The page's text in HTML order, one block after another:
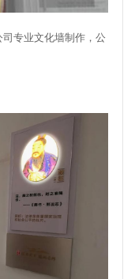
专业文化墙制作，公